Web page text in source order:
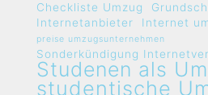
Checkliste Umzug
Internetanbieter
Internet
preise umzugsunternehmen
Sonderkündigung
Studenen als
studentische